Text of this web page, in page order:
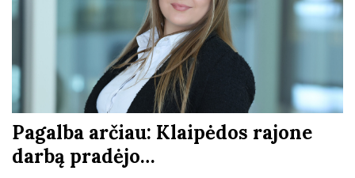
Pagalba arčiau: Klaipėdos rajone
darbą pradėjo…